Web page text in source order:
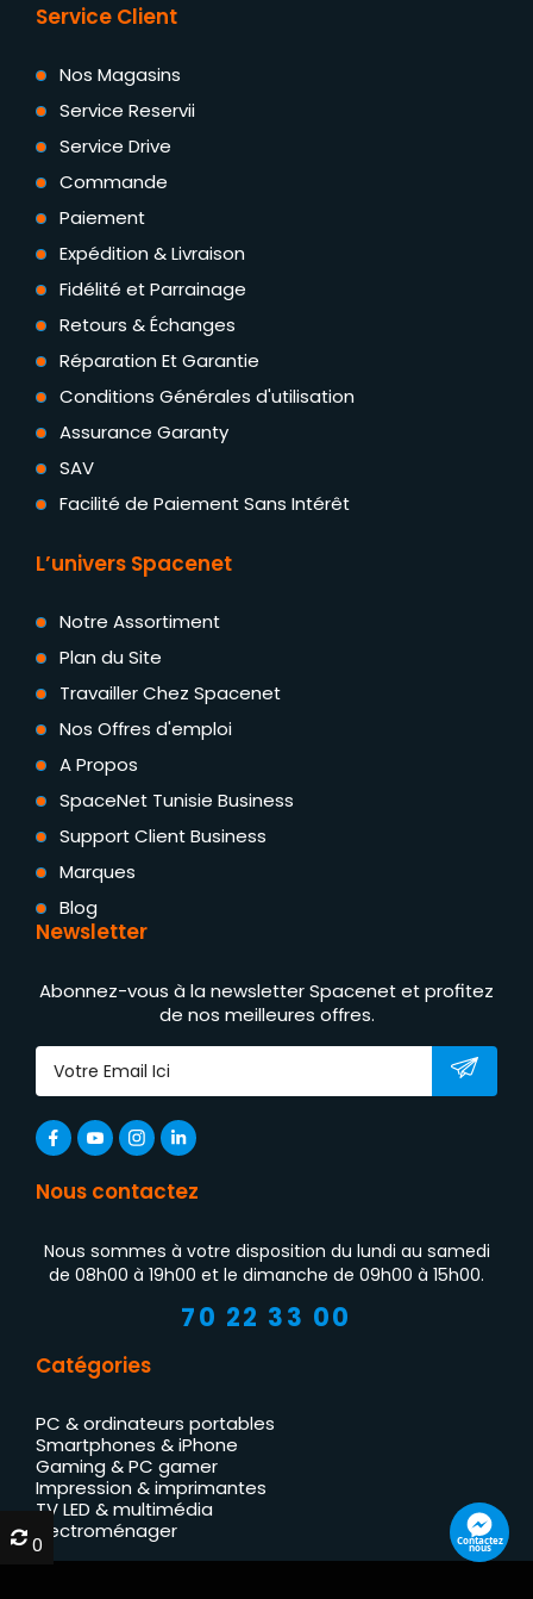
Service Client
Nos Magasins
Service Reservii
Service Drive
Commande
Paiement
Expédition & Livraison
Fidélité et Parrainage
Retours & Échanges
Réparation Et Garantie
Conditions Générales d'utilisation
Assurance Garanty
SAV
Facilité de Paiement Sans Intérêt
L’univers Spacenet
Notre Assortiment
Plan du Site
Travailler Chez Spacenet
Nos Offres d'emploi
A Propos
SpaceNet Tunisie Business
Support Client Business
Marques
Blog
Newsletter
Abonnez-vous à la newsletter Spacenet et profitez
de nos meilleures offres.
Nous contactez
Nous sommes à votre disposition du lundi au samedi
de 08h00 à 19h00 et le dimanche de 09h00 à 15h00.
70 22 33 00
Catégories
PC & ordinateurs portables
Smartphones & iPhone
Gaming & PC gamer
Impression & imprimantes
TV LED & multimédia
Électroménager
Contactez
nous
0
0